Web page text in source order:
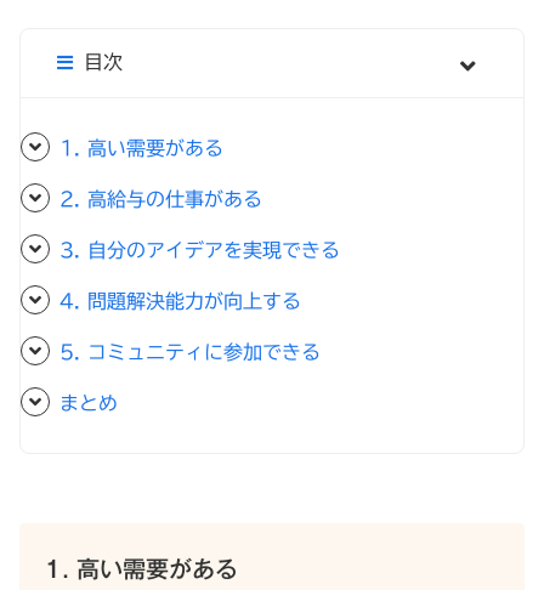
目次
1. 高い需要がある
2. 高給与の仕事がある
3. 自分のアイデアを実現できる
4. 問題解決能力が向上する
5. コミュニティに参加できる
まとめ
1. 高い需要がある